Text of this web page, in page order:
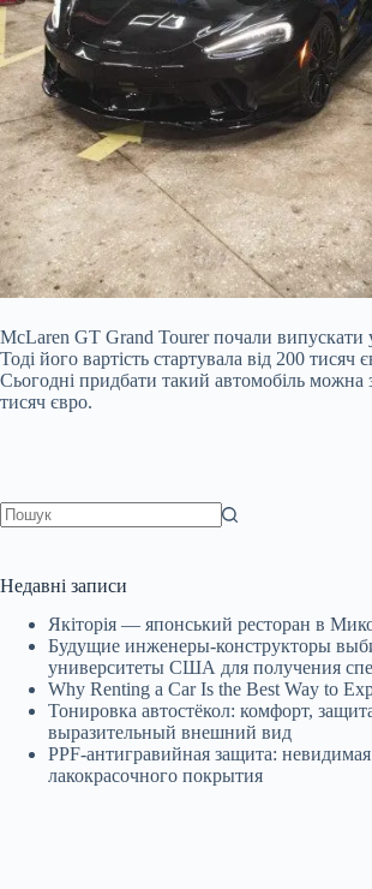
McLaren GT Grand Tourer почали випускати
Тоді його вартість стартувала від 200 тисяч
Сьогодні придбати такий автомобіль можна
тисяч євро.
Недавні записи
Якіторія — японський ресторан в
Будущие инженеры‑конструкторы
университеты США для получения
Why Renting a Car Is the Best Way to
Тонировка автостёкол: комфорт,
выразительный внешний вид
PPF-антигравийная защита:
лакокрасочного покрытия